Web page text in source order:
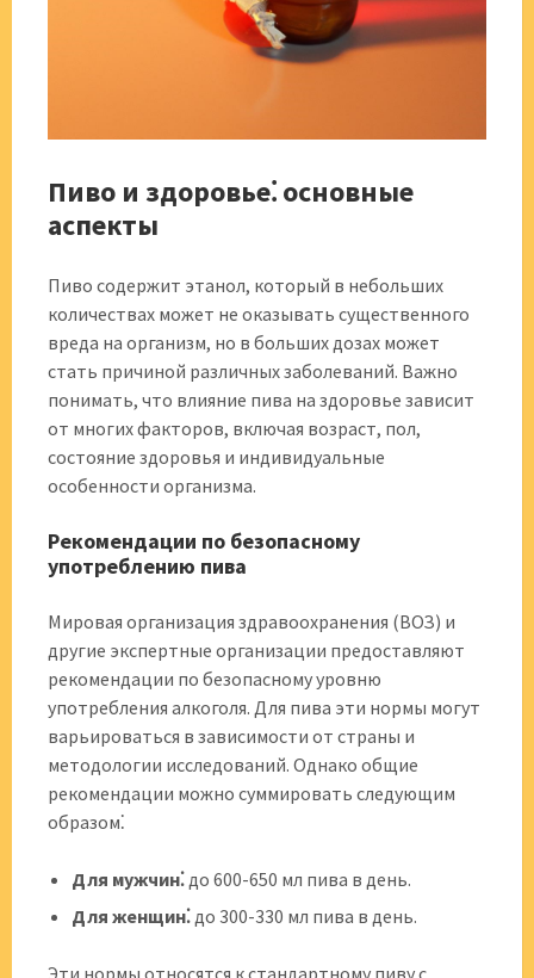
Пиво и здоровье⁚ основные
аспекты
Пиво содержит этанол, который в небольших
количествах может не оказывать существенного
вреда на организм, но в больших дозах может
стать причиной различных заболеваний. Важно
понимать, что влияние пива на здоровье зависит
от многих факторов, включая возраст, пол,
состояние здоровья и индивидуальные
особенности организма.
Рекомендации по безопасному
употреблению пива
Мировая организация здравоохранения (ВОЗ) и
другие экспертные организации предоставляют
рекомендации по безопасному уровню
употребления алкоголя. Для пива эти нормы могут
варьироваться в зависимости от страны и
методологии исследований. Однако общие
рекомендации можно суммировать следующим
образом⁚
Для мужчин⁚до 600-650 мл пива в день.
Для женщин⁚до 300-330 мл пива в день.
Эти нормы относятся к стандартному пиву с